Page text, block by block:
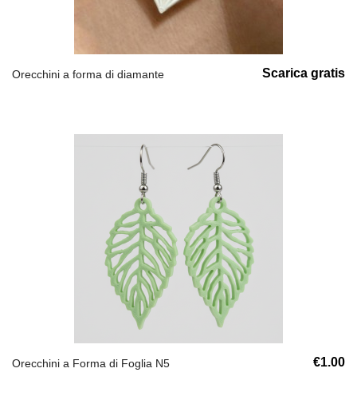
Orecchini a forma di diamante Scarica gratis
Orecchini a Forma di Foglia N5 €1.00